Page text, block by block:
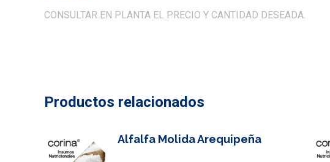
CONSULTAR EN PLANTA EL PRECIO Y CANTIDAD DESEADA.
Productos relacionados
Alfalfa Molida Arequipeña